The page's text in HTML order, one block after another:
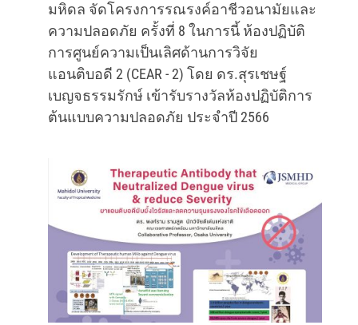
มหิดล จัดโครงการรณรงค์อาชีวอนามัยและ
ความปลอดภัย ครั้งที่ 8 ในการนี้ ห้องปฏิบัติ
การศูนย์ความเป็นเลิศด้านการวิจัย
แอนติบอดี 2 (CEAR - 2) โดย ดร.สุรเชษฐ์
เบญจธรรมรักษ์ เข้ารับรางวัลห้องปฏิบัติการ
ต้นแบบความปลอดภัย ประจำปี 2566